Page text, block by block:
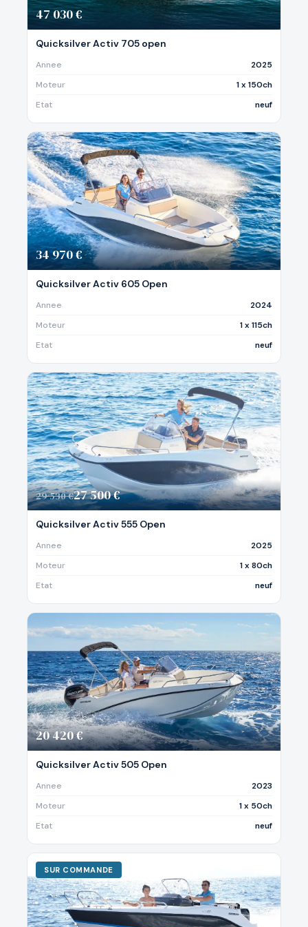
47 030 €
Quicksilver Activ 705 open
Annee
2025
Moteur
1 x 150ch
Etat
neuf
34 970 €
Quicksilver Activ 605 Open
Annee
2024
Moteur
1 x 115ch
Etat
neuf
29 530 €27 500 €
Quicksilver Activ 555 Open
Annee
2025
Moteur
1 x 80ch
Etat
neuf
20 420 €
Quicksilver Activ 505 Open
Annee
2023
Moteur
1 x 50ch
Etat
neuf
SUR COMMANDE